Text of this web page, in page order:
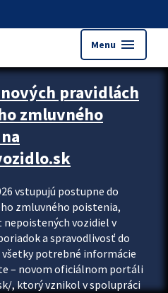
Menu menu
nových pravidlách
zmluvného
vstupujú postupne do
zmluvného poistenia,
vozidiel v
a spravodlivosť do
všetky potrebné informácie
– novom oficiálnom portáli
, ktorý vznikol v spolupráci